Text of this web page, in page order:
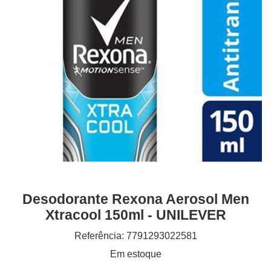
Desodorante Rexona Aerosol Men
Xtracool 150ml - UNILEVER
Referência: 7791293022581
Em estoque